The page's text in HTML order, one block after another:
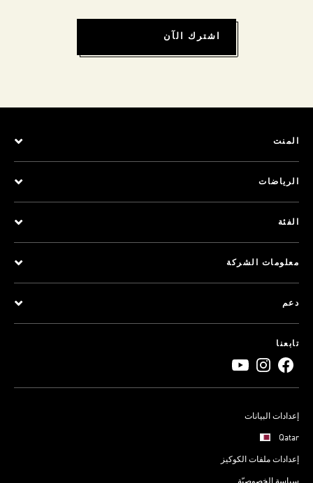
اشترك الآن
المنت
الرياضات
الفئة
معلومات الشركة
دعم
تابعنا
إعدادات البيانات
Qatar
إعدادات ملفات الكوكيز